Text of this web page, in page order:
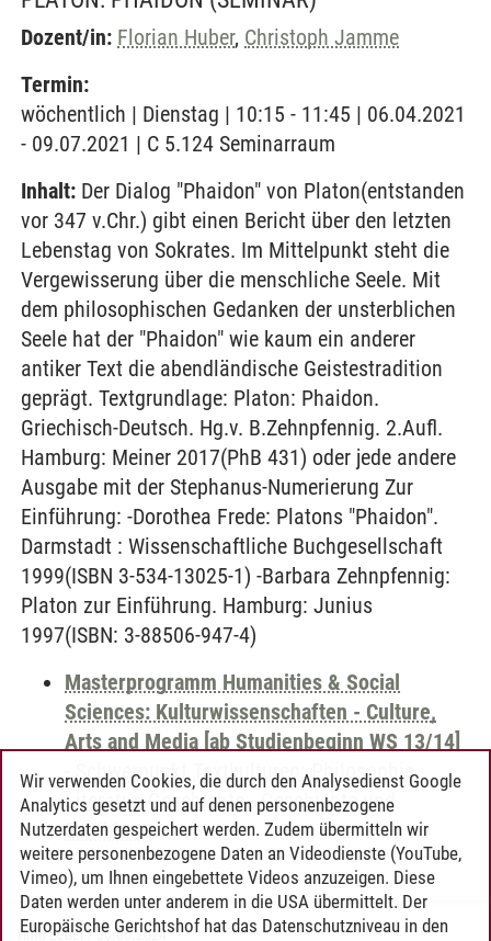
Dozent/in: Florian Huber, Christoph Jamme
Termin:
wöchentlich | Dienstag | 10:15 - 11:45 | 06.04.2021
- 09.07.2021 | C 5.124 Seminarraum
Inhalt: Der Dialog "Phaidon" von Platon(entstanden
vor 347 v.Chr.) gibt einen Bericht über den letzten
Lebenstag von Sokrates. Im Mittelpunkt steht die
Vergewisserung über die menschliche Seele. Mit
dem philosophischen Gedanken der unsterblichen
Seele hat der "Phaidon" wie kaum ein anderer
antiker Text die abendländische Geistestradition
geprägt. Textgrundlage: Platon: Phaidon.
Griechisch-Deutsch. Hg.v. B.Zehnpfennig. 2.Aufl.
Hamburg: Meiner 2017(PhB 431) oder jede andere
Ausgabe mit der Stephanus-Numerierung Zur
Einführung: -Dorothea Frede: Platons "Phaidon".
Darmstadt : Wissenschaftliche Buchgesellschaft
1999(ISBN 3-534-13025-1) -Barbara Zehnpfennig:
Platon zur Einführung. Hamburg: Junius
1997(ISBN: 3-88506-947-4)
Masterprogramm Humanities & Social
Sciences: Kulturwissenschaften - Culture,
Arts and Media [ab Studienbeginn WS 13/14]
-Schwerpunkt Textkulturen: Philosophie,
Literatur, Geschichte-Geschichte und
Erzählung
Timo Leder/30.06.2024
Wir verwenden Cookies, die durch den Analysedienst Google
Analytics gesetzt und auf denen personenbezogene
Nutzerdaten gespeichert werden. Zudem übermitteln wir
weitere personenbezogene Daten an Videodienste (YouTube,
Vimeo), um Ihnen eingebettete Videos anzuzeigen. Diese
Daten werden unter anderem in die USA übermittelt. Der
Europäische Gerichtshof hat das Datenschutzniveau in den